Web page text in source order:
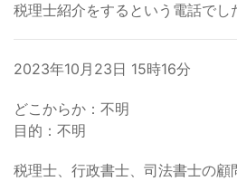
税理士紹介をするという電話でし
2023年10月23日 15時16分
どこからか：不明
目的：不明
税理士、行政書士、司法書士の顧